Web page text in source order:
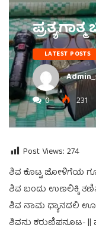
LATEST POSTS
0
231
Post Views: 274
ಶಿವ ಕೊಟ್ಟ ಜೋಳಿಗೆಯ
ಶಿವ ಬಂದು ಉಣಲಿಕ್ಕಿ
ಶಿವ ನಾಮ ಧ್ಯಾನದಲಿ
ಶಿವನು ಕರುಣಿಪನೂಟ- ||